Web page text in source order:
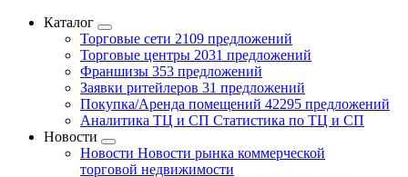
Каталог
Торговые сети 2109 предложений
Торговые центры 2031 предложений
Франшизы 353 предложений
Заявки ритейлеров 31 предложений
Покупка/Аренда помещений 42295 предложений
Аналитика ТЦ и СП Статистика по ТЦ и СП
Новости
Новости Новости рынка коммерческой
торговой недвижимости